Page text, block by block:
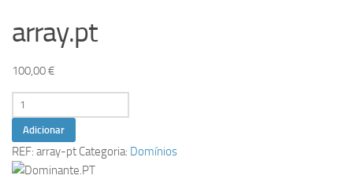
array.pt
100,00€
Quantidade
de
array.pt
Adicionar
REF: array-pt Categoria: Domínios